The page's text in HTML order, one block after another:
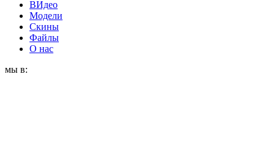
ВИдео
Модели
Скины
Файлы
О нас
мы в: